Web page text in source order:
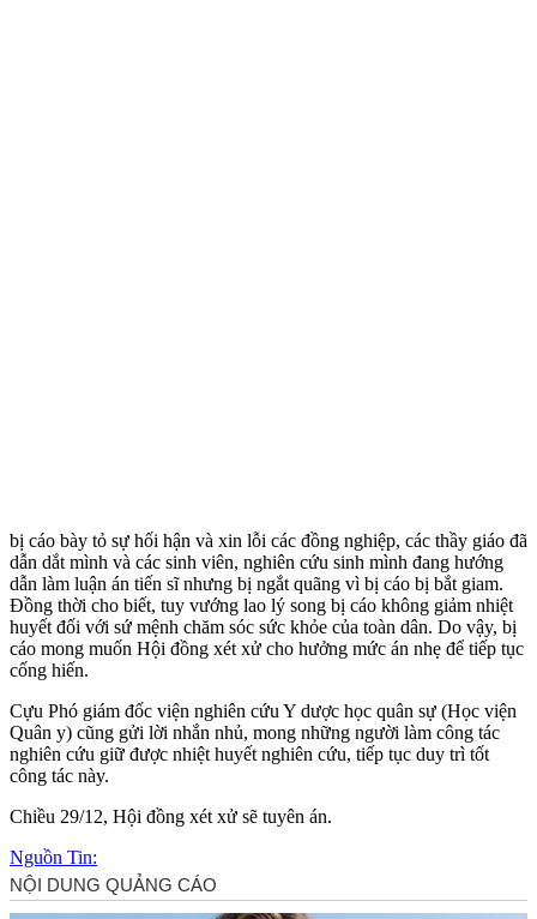
bị cáo bày tỏ sự hối hận và xin lỗi các đồng nghiệp, các thầy giáo đã
dẫn dắt mình và các sinh viên, nghiên cứu sinh mình đang hướng
dẫn làm luận án tiến sĩ nhưng bị ngắt quãng vì bị cáo bị bắt giam.
Đồng thời cho biết, tuy vướng lao lý song bị cáo không giảm nhiệt
huyết đối với sứ mệnh chăm sóc sức khỏe của toàn dân. Do vậy, bị
cáo mong muốn Hội đồng xét xử cho hưởng mức án nhẹ để tiếp tục
cống hiến.
Cựu Phó giám đốc viện nghiên cứu Y dược học quân sự (Học viện
Quân y) cũng gửi lời nhắn nhủ, mong những người làm công tác
nghiên cứu giữ được nhiệt huyết nghiên cứu, tiếp tục duy trì tốt
công tác này.
Chiều 29/12, Hội đồng xét xử sẽ tuyên án.
Nguồn Tin: